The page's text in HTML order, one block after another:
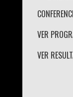
VER
VER